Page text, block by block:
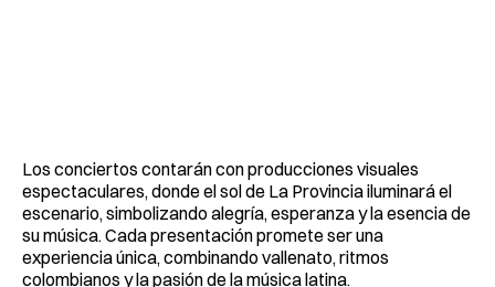
Los conciertos contarán con producciones visuales
espectaculares, donde el sol de La Provincia iluminará el
escenario, simbolizando alegría, esperanza y la esencia de
su música. Cada presentación promete ser una
experiencia única, combinando vallenato, ritmos
colombianos y la pasión de la música latina.